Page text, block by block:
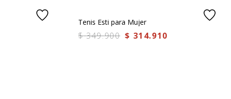
Tenis Esti para Mujer
$ 349.900 $ 314.910